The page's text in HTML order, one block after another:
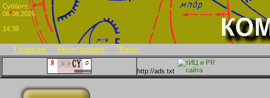
"Главная" "Регистрация" "Вход"
08.08.2026
14:39
http://ads.txt